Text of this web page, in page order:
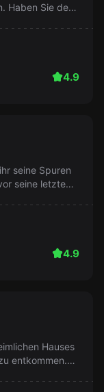
Haben Sie den
4.9
seine Spuren
seine letzte
4.9
Hauses
entkommen.